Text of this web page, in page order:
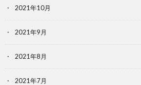
2021年10月
2021年9月
2021年8月
2021年7月